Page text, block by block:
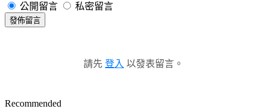
公開留言 私密留言
發佈留言
請先 登入 以發表留言。
Recommended